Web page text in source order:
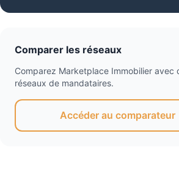
Comparer les réseaux
Comparez Marketplace Immobilier avec
réseaux de mandataires.
Accéder au comparateur